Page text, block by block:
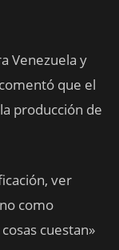
Venezuela y
que el
producción de
ver
como
cuestan»